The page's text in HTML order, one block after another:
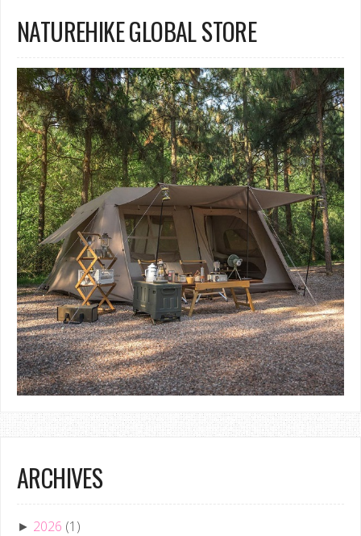
NATUREHIKE GLOBAL STORE
ARCHIVES
► 2026 (1)